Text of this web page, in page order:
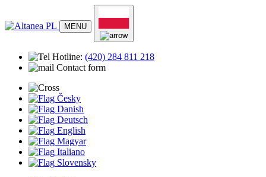
MENU
Hotline: (420) 284 811 218
Contact form
Česky
Danish
Deutsch
English
Magyar
Italiano
Slovensky